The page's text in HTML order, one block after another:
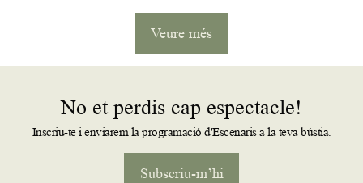
Veure més
No et perdis cap espectacle!
Inscriu-te i enviarem la programació d'Escenaris a la teva bústia.
Subscriu-m’hi